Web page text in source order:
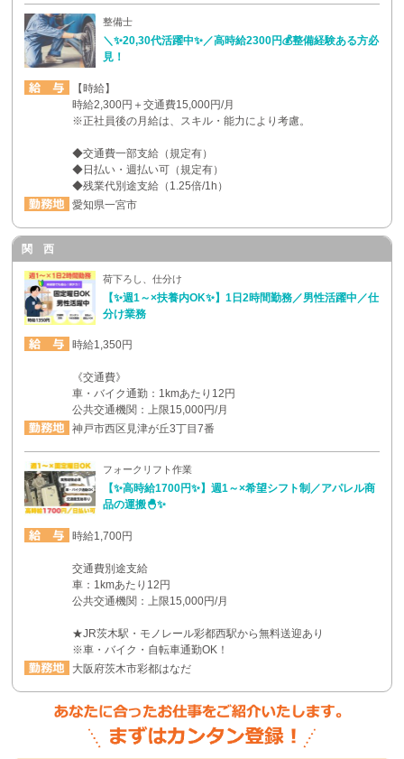
整備士
＼✨20,30代活躍中✨／高時給2300円💰整備経験ある方必
見！
【時給】
時給2,300円＋交通費15,000円/月
※正社員後の月給は、スキル・能力により考慮。
◆交通費一部支給（規定有）
◆日払い・週払い可（規定有）
◆残業代別途支給（1.25倍/1h）
愛知県一宮市
関 西
荷下ろし、仕分け
【✨週1～×扶養内OK✨】1日2時間勤務／男性活躍中／仕
分け業務
時給1,350円
《交通費》
車・バイク通勤：1kmあたり12円
公共交通機関：上限15,000円/月
神戸市西区見津が丘3丁目7番
フォークリフト作業
【✨高時給1700円✨】週1～×希望シフト制／アパレル商
品の運搬🐣✨
時給1,700円
交通費別途支給
車：1kmあたり12円
公共交通機関：上限15,000円/月
★JR茨木駅・モノレール彩都西駅から無料送迎あり
※車・バイク・自転車通勤OK！
大阪府茨木市彩都はなだ